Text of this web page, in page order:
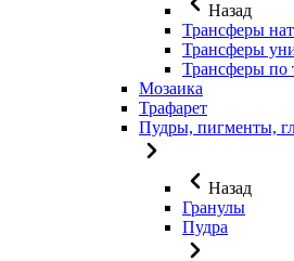
Назад
Трансферы
Трансферы
Трансферы по
Мозаика
Трафарет
Пудры, пигменты,
Назад
Гранулы
Пудра